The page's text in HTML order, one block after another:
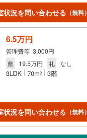
状況を問い合わせる （無料）
6.5万円
管理費等 3,000円
敷
19.5万円 礼 なし
3LDK 70m2 3階
状況を問い合わせる （無料）